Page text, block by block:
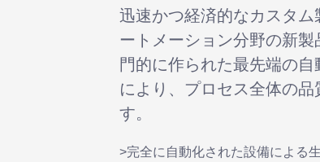
迅速かつ経済的なカスタ
ートメーション分野の新
門的に作られた最先端の
により、プロセス全体の品
す。
>完全に自動化された設備による